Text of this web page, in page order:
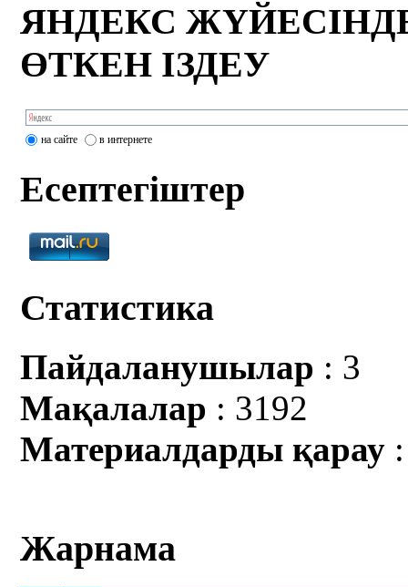
ЯНДЕКС
ӨТКЕН ІЗДЕУ
на сайте в интернете
Есептегіштер
Статистика
Пайдаланушылар : 3
Мақалалар : 3192
Материалдарды қарау
Жарнама